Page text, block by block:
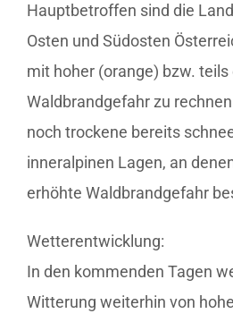
Hauptbetroffen sind die
Osten und Südosten
mit hoher (orange) bzw.
Waldbrandgefahr zu
noch trockene bereits
inneralpinen Lagen, an
erhöhte Waldbrandgefahr
Wetterentwicklung:
In den kommenden Tagen
Witterung weiterhin von